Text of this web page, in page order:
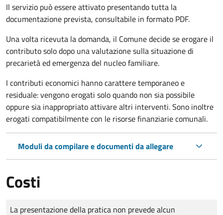
Il servizio può essere attivato presentando tutta la
documentazione prevista, consultabile in formato PDF.
Una volta ricevuta la domanda, il Comune decide se erogare il
contributo solo dopo una valutazione sulla situazione di
precarietà ed emergenza del nucleo familiare.
I contributi economici hanno carattere temporaneo e
residuale: vengono erogati solo quando non sia possibile
oppure sia inappropriato attivare altri interventi. Sono inoltre
erogati compatibilmente con le risorse finanziarie comunali.
Moduli da compilare e documenti da allegare
Costi
Tipo di pagamento
Importo
La presentazione della pratica non prevede alcun